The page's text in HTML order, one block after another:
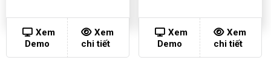
Xem
Demo
Xem
chi tiết
Xem
Demo
Xem
chi tiết